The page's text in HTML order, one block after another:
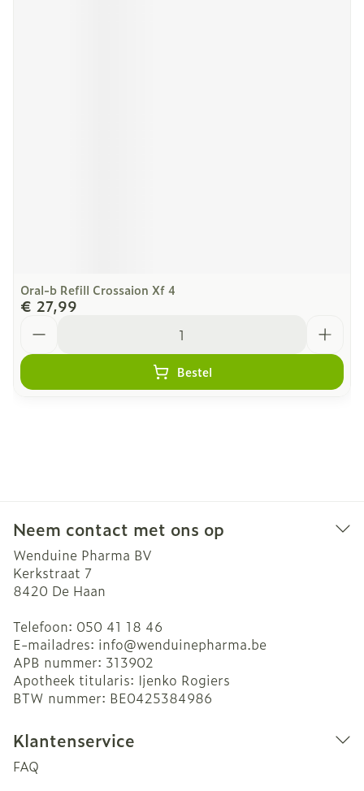
Oral-b Refill Crossaion Xf 4
€ 27,99
Bestel
Neem contact met ons op
Wenduine Pharma BV
Kerkstraat 7
8420 De Haan
Telefoon: 050 41 18 46
E-mailadres: info@wenduinepharma.be
APB nummer: 313902
Apotheek titularis: Ijenko Rogiers
BTW nummer: BE0425384986
Klantenservice
FAQ